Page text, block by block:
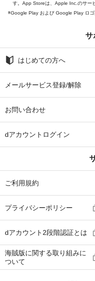
す。App Storeは、Apple Inc.のサー
Google Play および Google Play ロゴ
サ
はじめての方へ
メールサービス登録/解除
お問い合わせ
dアカウントログイン
ご利用規約
プライバシーポリシー
dアカウント2段階認証とは
海賊版に関する取り組みに
ついて